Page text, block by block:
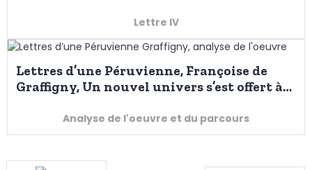
Lettre IV
Lettres d’une Péruvienne, Françoise de
Graffigny, Un nouvel univers s’est offert à
Analyse de l'oeuvre et du parcours